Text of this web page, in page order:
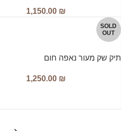
1,150.00 ₪
SOLD
OUT
תיק שק מעור נאפה חום
1,250.00 ₪